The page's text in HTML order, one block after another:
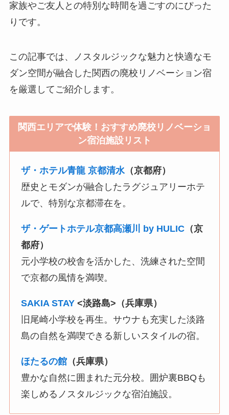
家族やご友人との特別な時間を過ごすのにぴった
りです。
この記事では、ノスタルジックな魅力と快適なモ
ダン空間が融合した関西の廃校リノベーション宿
を厳選してご紹介します。
関西エリアで体験！おすすめ廃校リノベーショ
ン宿泊施設リスト
ザ・ホテル青龍 京都清水 （京都府）
歴史とモダンが融合したラグジュアリーホテ
ルで、特別な京都滞在を。
ザ・ゲートホテル京都高瀬川 by HULIC （京
都府）
元小学校の校舎を活かした、洗練された空間
で京都の風情を満喫。
SAKIA STAY <淡路島>（兵庫県）
旧尾崎小学校を再生。サウナも充実した淡路
島の自然を満喫できる新しいスタイルの宿。
ほたるの館 （兵庫県）
豊かな自然に囲まれた元分校。囲炉裏BBQも
楽しめるノスタルジックな宿泊施設。